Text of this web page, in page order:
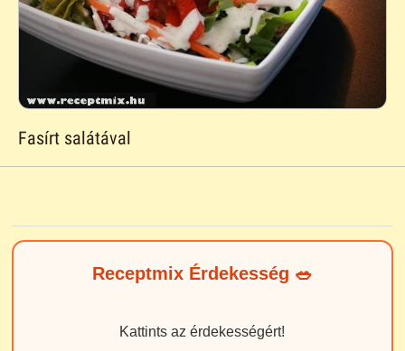
Fasírt salátával
Receptmix Érdekesség 🥗
Kattints az érdekességért!